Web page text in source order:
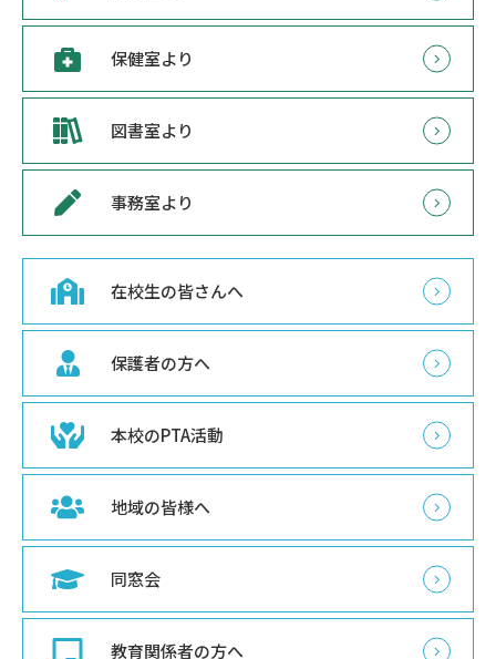
保健室より
図書室より
事務室より
在校生の皆さんへ
保護者の方へ
本校のPTA活動
地域の皆様へ
同窓会
教育関係者の方へ